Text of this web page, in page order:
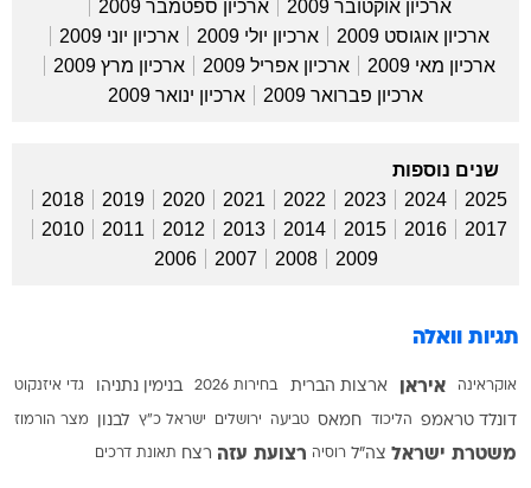
ארכיון אוקטובר 2009
ארכיון ספטמבר 2009
ארכיון אוגוסט 2009
ארכיון יולי 2009
ארכיון יוני 2009
ארכיון מאי 2009
ארכיון אפריל 2009
ארכיון מרץ 2009
ארכיון פברואר 2009
ארכיון ינואר 2009
שנים נוספות
2025
2024
2023
2022
2021
2020
2019
2018
2017
2016
2015
2014
2013
2012
2011
2010
2009
2008
2007
2006
תגיות וואלה
אוקראינה איראן ארצות הברית בחירות 2026 בנימין נתניהו גדי איזנקוט
דונלד טראמפ הליכוד חמאס טביעה ירושלים ישראל כ"ץ לבנון מצר הורמוז
משטרת ישראל צה"ל רוסיה רצועת עזה רצח תאונת דרכים